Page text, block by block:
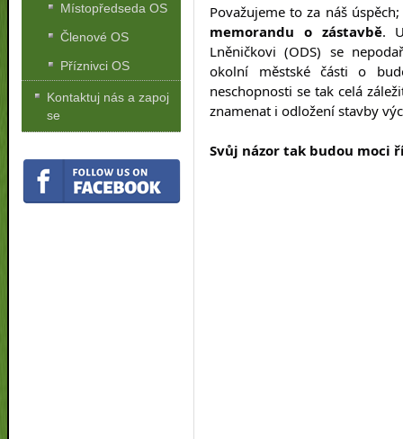
Považujeme to za náš
memorandu o zástavbě.
Lněničkovi (ODS) se
okolní městské části o
neschopnosti se tak celá
znamenat i odložení stavby
Svůj názor tak budou moci
Místopředseda OS
Členové OS
Příznivci OS
Kontaktuj nás a zapoj
se